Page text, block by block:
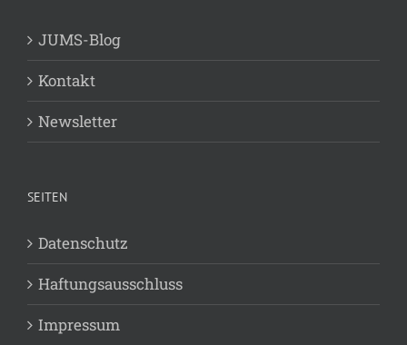
JUMS-Blog
Kontakt
Newsletter
SEITEN
Datenschutz
Haftungsausschluss
Impressum